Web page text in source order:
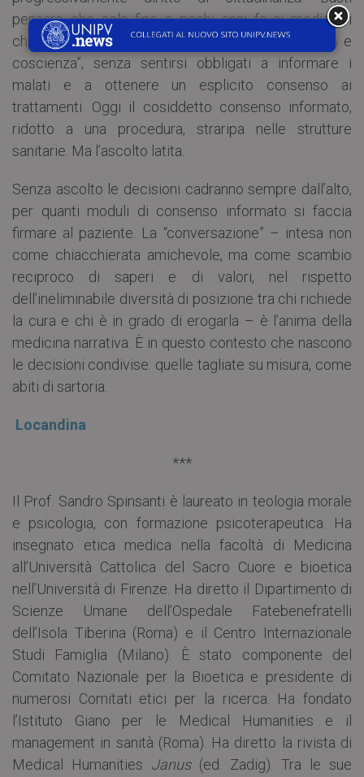
pensare che solo fino a pochi anni fa ai medici si
chiedeva di prendere decisioni di cura “in scienza e
coscienza”, senza sentirsi obbligati a informare i
malati e a ottenere un esplicito consenso ai
trattamenti. Oggi il cosiddetto consenso informato,
ridotto a una procedura, straripa nelle strutture
sanitarie. Ma l’ascolto latita.
Senza ascolto le decisioni cadranno sempre dall’alto,
per quanti moduli di consenso informato si faccia
firmare al paziente. La “conversazione” – intesa non
come chiacchierata amichevole, ma come scambio
reciproco di saperi e di valori, nel rispetto
dell’ineliminabile diversità di posizione tra chi richiede
la cura e chi è in grado di erogarla – è l’anima della
medicina narrativa. È in questo contesto che nascono
le decisioni condivise: quelle tagliate su misura, come
abiti di sartoria.
Locandina
***
Il Prof. Sandro Spinsanti è laureato in teologia morale
e psicologia, con formazione psicoterapeutica. Ha
insegnato etica medica nella facoltà di Medicina
all’Università Cattolica del Sacro Cuore e bioetica
nell’Università di Firenze. Ha diretto il Dipartimento di
Scienze Umane dell’Ospedale Fatebenefratelli
dell’Isola Tiberina (Roma) e il Centro Internazionale
Studi Famiglia (Milano). È stato componente del
Comitato Nazionale per la Bioetica e presidente di
numerosi Comitati etici per la ricerca. Ha fondato
l’Istituto Giano per le Medical Humanities e il
management in sanità (Roma). Ha diretto la rivista di
Medical Humanities Janus(ed. Zadig). Tra le sue